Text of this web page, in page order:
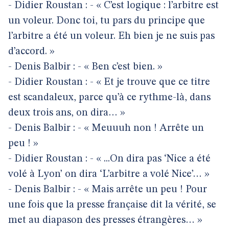
- Didier Roustan : - « C’est logique : l’arbitre est
un voleur. Donc toi, tu pars du principe que
l’arbitre a été un voleur. Eh bien je ne suis pas
d’accord. »
- Denis Balbir : - « Ben c’est bien. »
- Didier Roustan : - « Et je trouve que ce titre
est scandaleux, parce qu’à ce rythme-là, dans
deux trois ans, on dira… »
- Denis Balbir : - « Meuuuh non ! Arrête un
peu ! »
- Didier Roustan : - « ...On dira pas ‘Nice a été
volé à Lyon’ on dira ‘L’arbitre a volé Nice’… »
- Denis Balbir : - « Mais arrête un peu ! Pour
une fois que la presse française dit la vérité, se
met au diapason des presses étrangères… »